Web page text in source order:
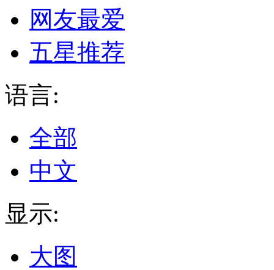
网友最爱
五星推荐
语言:
全部
中文
显示:
大图